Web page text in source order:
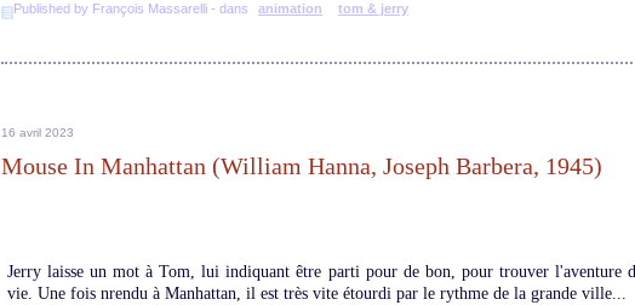
Published by François Massarelli - dans animation tom & jerry
16 avril 2023
Mouse In Manhattan (William Hanna, Joseph Barbera, 1945)
Jerry laisse un mot à Tom, lui indiquant être parti pour de bon, pour trouver l'aventure
vie. Une fois nrendu à Manhattan, il est très vite étourdi par le rythme de la grande ville...